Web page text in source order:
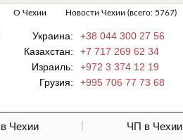
О Чехии Новости Чехии (всего: 5767)
Украина:
+38 044 300 27 56
Казахстан:
+7 717 269 62 34
Израиль:
+972 3 374 12 19
Грузия:
+995 706 77 73 68
Чехии ЧП в Чехии